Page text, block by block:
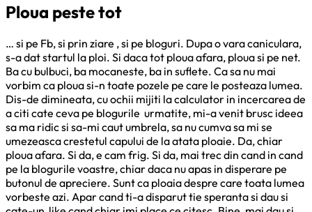
Ploua peste tot
… si pe Fb, si prin ziare , si pe bloguri. Dupa o vara caniculara,
s-a dat startul la ploi. Si daca tot ploua afara, ploua si pe net.
Ba cu bulbuci, ba mocaneste, ba in suflete. Ca sa nu mai
vorbim ca ploua si-n toate pozele pe care le posteaza lumea.
Dis-de dimineata, cu ochii mijiti la calculator in incercarea de
a citi cate ceva pe blogurile urmatite, mi-a venit brusc ideea
sa ma ridic si sa-mi caut umbrela, sa nu cumva sa mi se
umezeasca crestetul capului de la atata ploaie. Da, chiar
ploua afara. Si da, e cam frig. Si da, mai trec din cand in cand
pe la blogurile voastre, chiar daca nu apas in disperare pe
butonul de apreciere. Sunt ca ploaia despre care toata lumea
vorbeste azi. Apar cand ti-a disparut tie speranta si dau si